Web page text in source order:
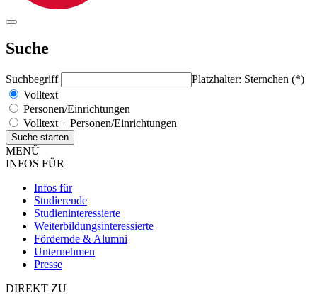
Suche
Suchbegriff
Platzhalter: Sternchen (*)
Volltext
Personen/Einrichtungen
Volltext + Personen/Einrichtungen
MENÜ
INFOS FÜR
Infos für
Studierende
Studieninteressierte
Weiterbildungsinteressierte
Fördernde & Alumni
Unternehmen
Presse
DIREKT ZU